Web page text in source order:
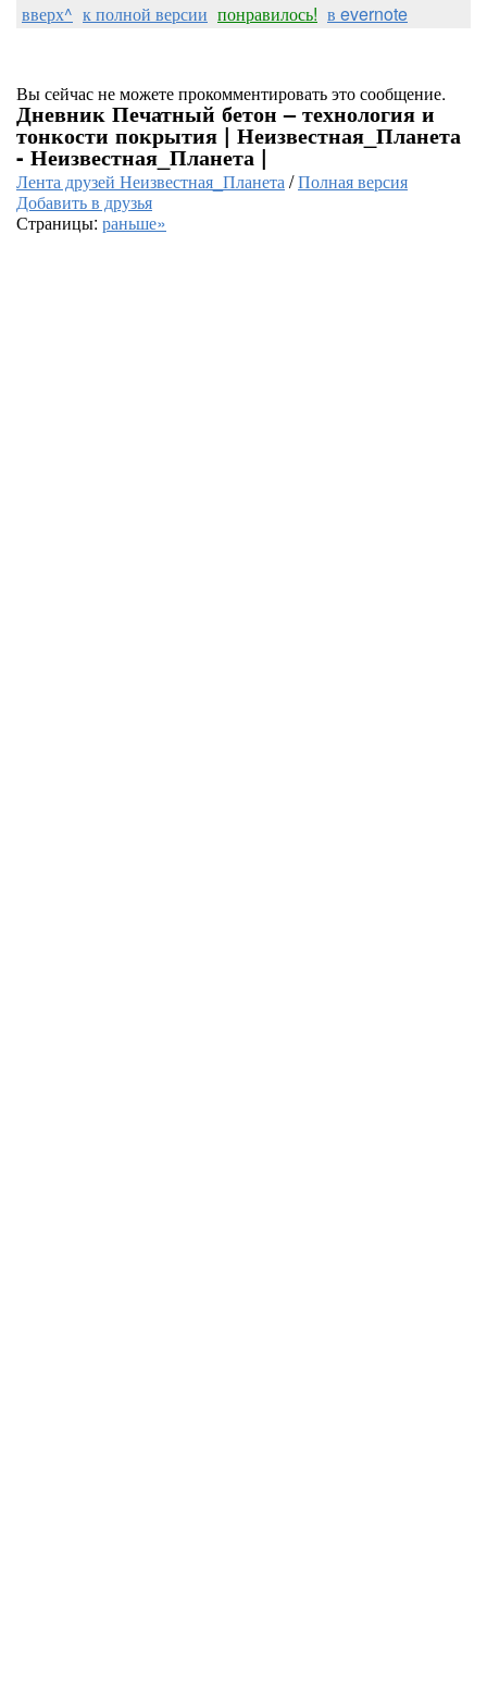
вверх^ к полной версии понравилось! в evernote
Вы сейчас не можете прокомментировать это сообщение.
Дневник Печатный бетон – технология и
тонкости покрытия | Неизвестная_Планета
- Неизвестная_Планета |
Лента друзей Неизвестная_Планета/Полная версия
Добавить в друзья
Страницы: раньше»